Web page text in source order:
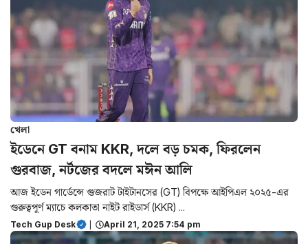
খেলা
ইডেনে GT বনাম KKR, দলে বড় চমক, ফিরলেন
গুরবাজ, নর্টজের বদলে মঈন আলি
আজ ইডেন গার্ডেন্সে গুজরাট টাইটানসের (GT) বিপক্ষে আইপিএল ২০২৫-এর
গুরুত্বপূর্ণ ম্যাচে কলকাতা নাইট রাইডার্স (KKR) ...
Tech Gup Desk | April 21, 2025 7:54 pm